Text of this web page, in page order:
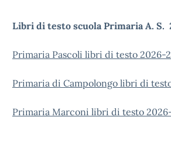
Libri di testo scuola Primaria A. S.
Primaria Pascoli libri di testo 2026-
Primaria di Campolongo libri di
Primaria Marconi libri di testo